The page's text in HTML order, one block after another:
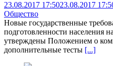
23.08.2017 17:5023.08.2017
Общество
Новые государственные
подготовленности населения
утверждены Положением о
дополнительные тесты [...]